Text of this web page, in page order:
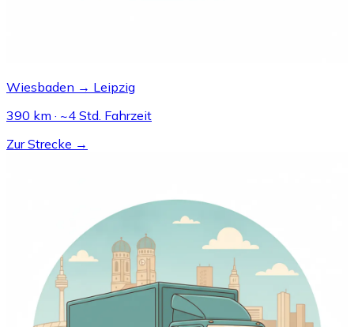
Wiesbaden → Leipzig
390 km · ~4 Std. Fahrzeit
Zur Strecke →